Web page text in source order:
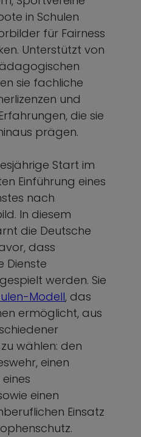
in Schulen
für Fairness
Unterstützt von
sie fachliche
und
die sie
prägen.
Start im
Einführung eines
nach
In diesem
die Deutsche
dass
Dienste
werden. Sie
Modell, das
ermöglicht, aus
wählen: den
einen
einen
Einsatz